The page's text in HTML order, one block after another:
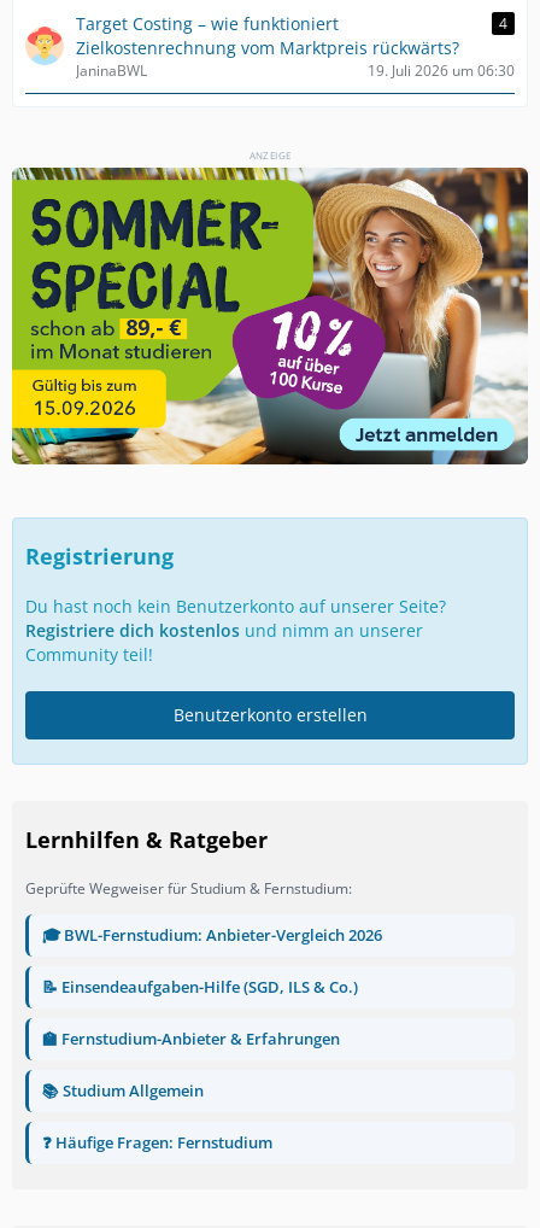
Target Costing – wie funktioniert
Zielkostenrechnung vom Marktpreis rückwärts?
4
JaninaBWL 19. Juli 2026 um 06:30
ANZEIGE
Registrierung
Du hast noch kein Benutzerkonto auf unserer Seite?
Registriere dich kostenlos und nimm an unserer
Community teil!
Benutzerkonto erstellen
Lernhilfen & Ratgeber
Geprüfte Wegweiser für Studium & Fernstudium:
🎓 BWL-Fernstudium: Anbieter-Vergleich 2026
📝 Einsendeaufgaben-Hilfe (SGD, ILS & Co.)
🏫 Fernstudium-Anbieter & Erfahrungen
📚 Studium Allgemein
❓ Häufige Fragen: Fernstudium